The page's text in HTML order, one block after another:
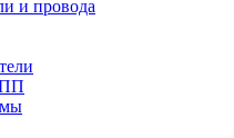
и провода